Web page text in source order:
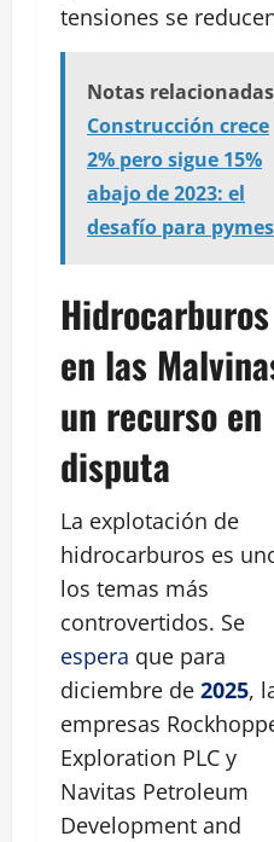
tensiones se
Notas relacionadas
Construcción crece
2% pero sigue 15%
abajo de 2023: el
desafío para pymes
Hidrocarburos
en las
un recurso en
disputa
La explotación de
hidrocarburos es
los temas más
controvertidos. Se
espera que para
diciembre de 2025,
empresas
Exploration PLC y
Navitas Petroleum
Development and